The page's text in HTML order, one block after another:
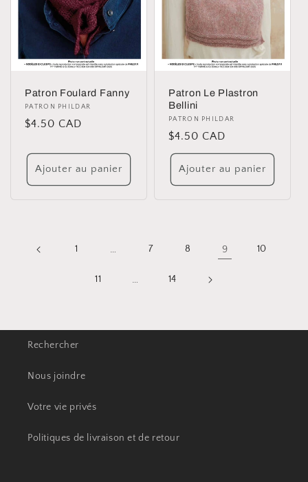
Patron Foulard Fanny
Distributeur :
PATRON PHILDAR
Prix
$4.50 CAD
Ajouter au panier
Patron Le Plastron
Bellini
Distributeur :
PATRON PHILDAR
Prix
habituel
$4.50 CAD
Ajouter au panier
1 … 7 8 9 10
11 … 14
Rechercher
Nous joindre
Votre vie privés
Politiques de livraison et de retour